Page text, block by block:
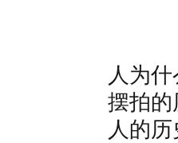
人为
摆拍
人的